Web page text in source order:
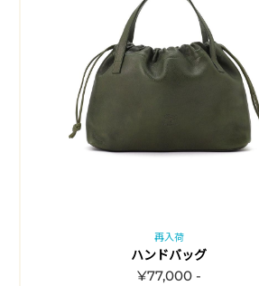
再入荷
ハンドバッグ
¥77,000 -